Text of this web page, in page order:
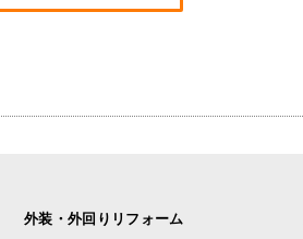
外装・外回りリフォーム